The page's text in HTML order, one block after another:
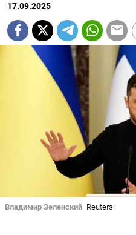
17.09.2025
Владимир Зеленский Reuters